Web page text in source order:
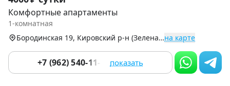
1
of
Комфортные апартаменты
1-комнатная
Бородинская 19, Кировский р-н (Зеленая Роща)на карте
+7 (962) 540-11-86 показать